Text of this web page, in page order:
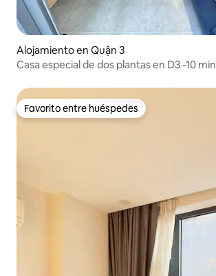
Alojamiento en Quận 3
Casa especial de dos plantas en D3 -10
Favorito entre huéspedes
Favorito entre huéspedes